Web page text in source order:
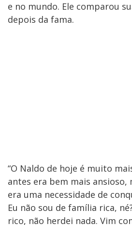
e no mundo. Ele comparou
depois da fama.
“O Naldo de hoje é muito
antes era bem mais ansioso,
era uma necessidade de
Eu não sou de família rica,
rico, não herdei nada. Vim